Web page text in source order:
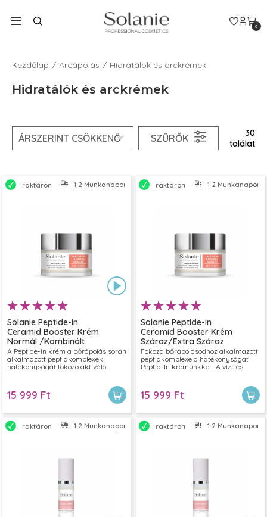
0
Kezdőlap Arcápolás Hidratálók és arckrémek
Hidratálók és arckrémek
30
találat
SZŰRŐK
raktáron 1-2 Munkanapon belül szállítjuk
Solanie Peptide-In
Ceramid Booster Krém
Normál /Kombinált
Bőrre 50 ml
A Peptide-In krém a bőrápolás során
alkalmazott peptidkomplexek
hatékonyságát fokozó aktiváló
napfénykárosodott bőrtípusok
igényeire fejlesztett formula, amely a
bőrre felvitt elixírek hatóanyagainak
jobb hasznosulását segíti elő, ezáltal
támogatva a bőr regenerációját és
hidratáltságát.
15 999 Ft
raktáron 1-2 Munkanapon
Solanie Peptide-In
Ceramid Booster Krém
Száraz/Extra Száraz
Bőrre 50ml
Fokozd bőrápolásodhoz alkalmazott
peptidkomplexeid hatékonyságát
Peptid-In krémünkkel. A víz- és
a bőrre felvitt elixírek aktiválására
szolgál, így aknázva ki
hatóanyagok hasznosulását.
15 999 Ft
raktáron 1-2 Munkanapon belül szállítjuk
raktáron 1-2 Munkanapon